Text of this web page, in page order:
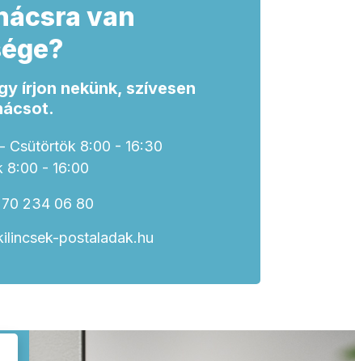
van
írjon nekünk, szívesen
Csütörtök 8:00 - 16:30
8:00 - 16:00
234 06 80
postaladak.hu